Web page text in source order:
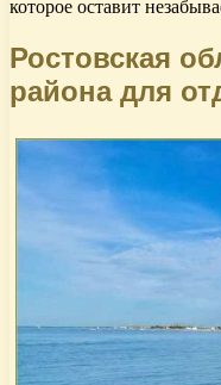
которое оставит
Ростовская
района для